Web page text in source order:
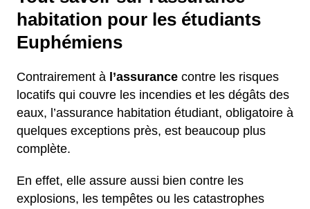
habitation pour les étudiants
Euphémiens
Contrairement à l’assurance contre les risques
locatifs qui couvre les incendies et les dégâts des
eaux, l’assurance habitation étudiant, obligatoire à
quelques exceptions près, est beaucoup plus
complète.
En effet, elle assure aussi bien contre les
explosions, les tempêtes ou les catastrophes